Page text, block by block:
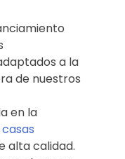
a la
de nuestros
en la
alta calidad.